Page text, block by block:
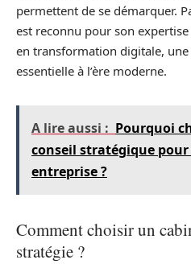
permettent de se démarquer.
est reconnu pour son
en transformation digitale,
essentielle à l’ère moderne.
A lire aussi : Pourquoi
conseil stratégique
entreprise ?
Comment choisir un
stratégie ?